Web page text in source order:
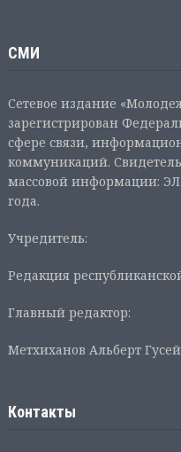
СМИ
Сетевое издание
зарегистрирован
сфере связи,
коммуникаций.
массовой информации:
года.
Учредитель:
Редакция
Главный редактор:
Метхиханов Альберт
Контакты